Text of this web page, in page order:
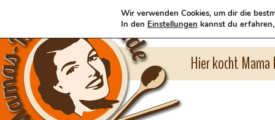
Hier kocht
Wir verwenden Cookies, um dir die
In den Einstellungen kannst du